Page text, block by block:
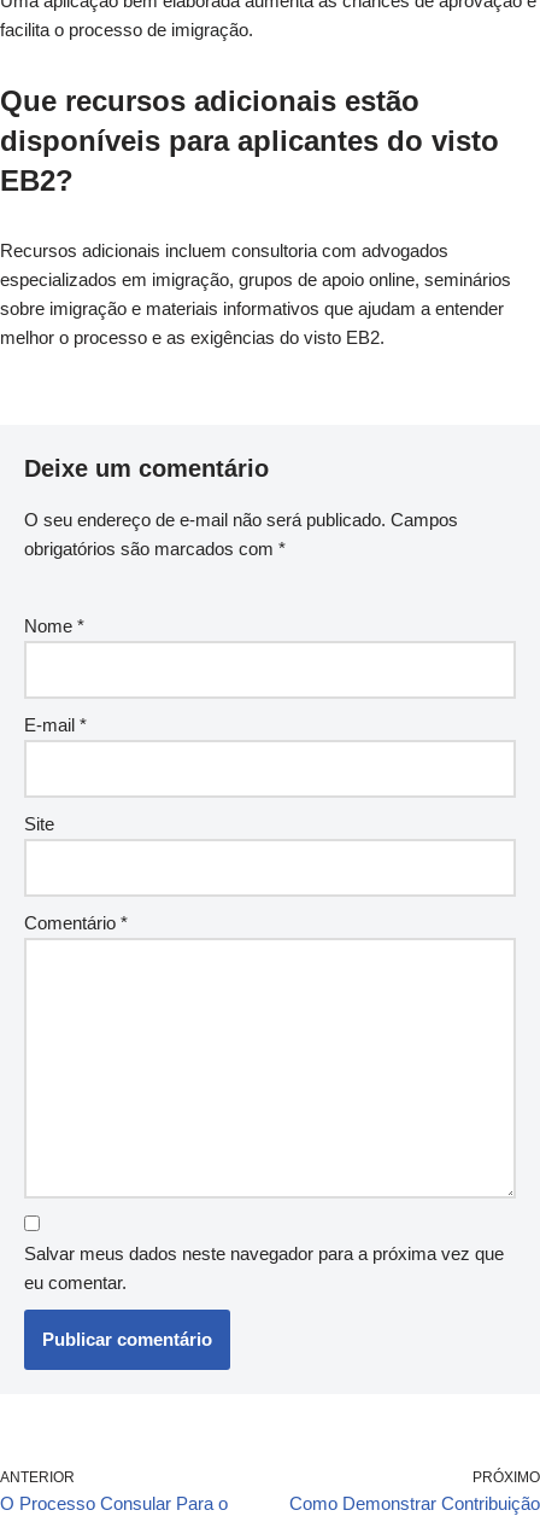
facilita o processo de imigração.
Que recursos adicionais estão
disponíveis para aplicantes do visto
EB2?
Recursos adicionais incluem consultoria com advogados
especializados em imigração, grupos de apoio online, seminários
sobre imigração e materiais informativos que ajudam a entender
melhor o processo e as exigências do visto EB2.
Deixe um comentário
O seu endereço de e-mail não será publicado. Campos
obrigatórios são marcados com *
Nome *
E-mail *
Site
Comentário *
Salvar meus dados neste navegador para a próxima vez que
eu comentar.
ANTERIOR
O Processo Consular Para o
PRÓXIMO
Como Demonstrar Contribuição